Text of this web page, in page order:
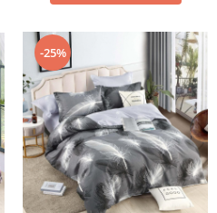
-25%